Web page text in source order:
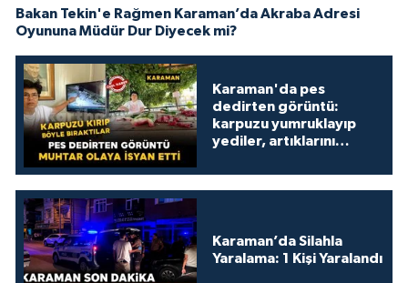
Bakan Tekin'e Rağmen Karaman’da Akraba Adresi
Oyununa Müdür Dur Diyecek mi?
Karaman'da pes
dedirten görüntü:
karpuzu yumruklayıp
yediler, artıklarını
Karaman’da Silahla
Yaralama: 1 Kişi Yaralandı